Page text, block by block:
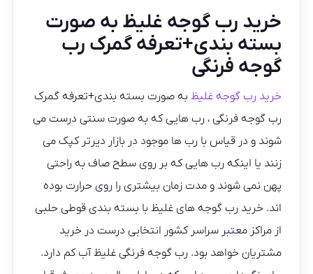
خرید رب گوجه غلیظ به صورت
بسته بندی+تعرفه گمرک رب
گوجه فرنگی
خرید رب گوجه غلیظ به صورت بسته بندی+تعرفه گمرک
رب گوجه فرنگی ، رب هایی که به صورت سنتی درست می
شوند و در قیاس با رب ها موجود در بازار دیرتر کپک می
زنند یا اینکه رب هایی که بر روی سطح صاف به راحتی
پهن نمی شوند و مدت زمان بیشتری را روی حرارت بوده
اند. خرید رب گوجه های غلیظ با بسته بندی قوطی حلبی
از مراکز معتبر سراسر کشور انتخابی درست در خرید
مشتریان خواهد بود. رب گوجه فرنگی غلیظ آب کم دارد.